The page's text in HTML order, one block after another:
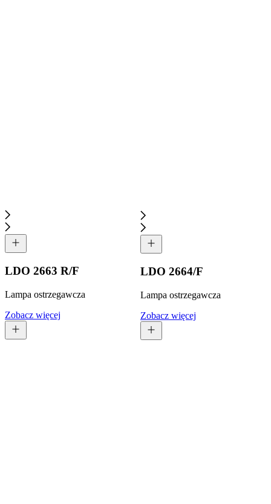
LDO 2663 R/F
Lampa ostrzegawcza
Zobacz więcej
LDO 2664/F
Lampa ostrzegawcza
Zobacz więcej